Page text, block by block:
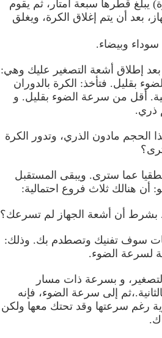
قطرها سبعة أمتار، ثم يقوم
بعد أن يتم إغلاق الكرة، ويغلق
وبيضاء.
بعد إطلاق أشعة التصغير عليك وهي:
بقليل. فتأخذ: الكرة بالدوران
متر بالثانية. أقل من سرعة الضوء بقليل. و
ذري.
الحجم مادون الذري، وتدور الكرة
عما سترى. ويبقى المستقبل
أن هنالك ثلاث فروع احتمالية:
أن أشعة الجهاز لم تسرعك؟
سوف تفنيك وتصطدم بك. وذلك:
لسرعة الضوء.
و بسرعة ذات مسار
ألف كيلو متر بالثانية.،ثم إلى سرعة الضوء، فإنه
رغم سرعتها وقد تحتك معها ولكن